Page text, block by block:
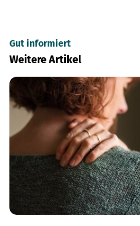
Gut informiert
Weitere Artikel